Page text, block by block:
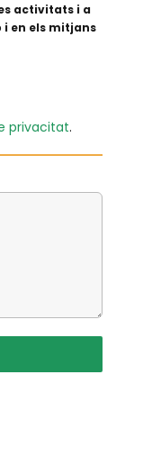
activitats i a
i en els mitjans
privacitat.